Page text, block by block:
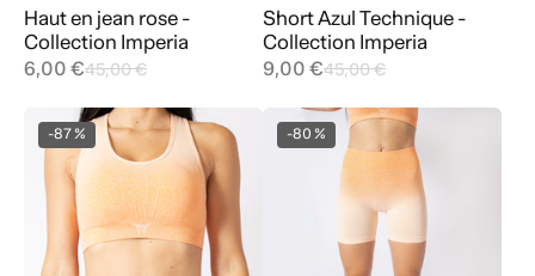
Haut en jean rose -
Collection Imperia
6,00 €45,00 €
Short Azul Technique -
Collection Imperia
9,00 €45,00 €
-87 % -80 %